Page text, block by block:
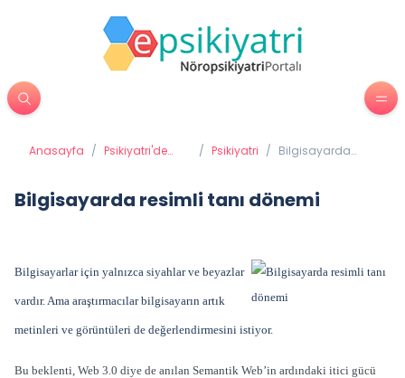
Anasayfa / Psikiyatri'de
/ Psikiyatri / Bilgisayarda
Bilgisayarda resimli tanı dönemi
Bilgisayarlar için yalnızca siyahlar ve beyazlar
vardır. Ama araştırmacılar bilgisayarın artık
metinleri ve görüntüleri de değerlendirmesini istiyor.
Bu beklenti, Web 3.0 diye de anılan Semantik Web’in ardındaki itici gücü